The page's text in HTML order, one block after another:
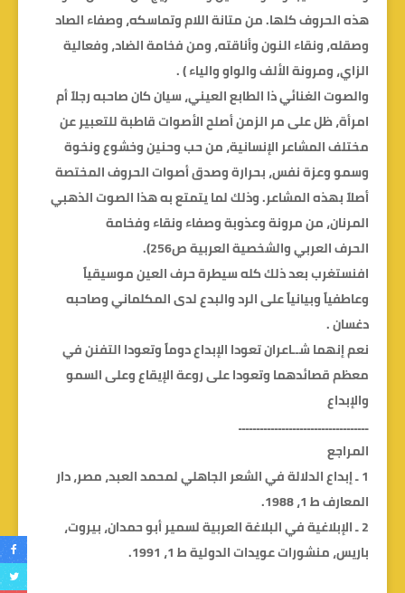
هذه الحروف كلها. من متانة اللام وتماسكه، وصفاء الصاد
وصقله، ونقاء النون وأناقته، ومن فخامة الضاد، وفعالية
الزاي، ومرونة الألف والواو والياء ) .
والصوت الغنائي ذا الطابع العيني، سيان كان صاحبه رجلاً أم
امرأة، ظل على مر الزمن أصلح الأصوات قاطبة للتعبير عن
مختلف المشاعر الإنسانية، من حب وحنين وخشوع ونخوة
وسمو وعزة نفس، بحرارة وصدق أصوات الحروف المختصة
أصلاً بهذه المشاعر. وذلك لما يتمتع به هذا الصوت الذهبي
المرنان، من مرونة وعذوبة وصفاء ونقاء وفخامة
الحرف العربي والشخصية العربية ص256).
افنستغرب بعد ذلك كله سيطرة حرف العين موسيقياً
وعاطفياً وبيانياً على الرد والبدع لدى المكلماني وصاحبه
دغسان .
نعم إنهما شــاعران تعودا الإبداع دوماً وتعودا التفنن في
معظم قصائدهما وتعودا على روعة الإيقاع وعلى السمو
والإبداع
ــــــــــــــــــــــــــــــــــــ
المراجع
1 ـ إبداع الدلالة في الشعر الجاهلي لمحمد العبد، مصر، دار
المعارف ط 1، 1988.
2 ـ الإبلاغية في البلاغة العربية لسمير أبو حمدان، بيروت،
باريس، منشورات عويدات الدولية ط 1، 1991.